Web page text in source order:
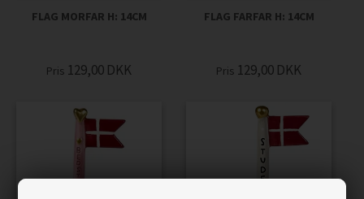
FLAG MORFAR H: 14CM
Pris 129,00 DKK
FLAG FARFAR H: 14CM
Pris 129,00 DKK